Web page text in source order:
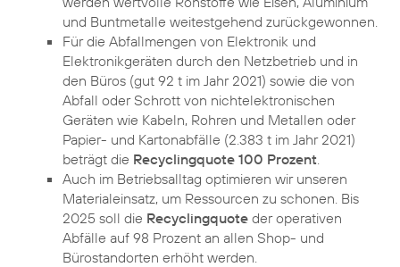
und Buntmetalle weitestgehend zurückgewonnen.
Für die Abfallmengen von Elektronik und
Elektronikgeräten durch den Netzbetrieb und in
den Büros (gut 92 t im Jahr 2021) sowie die von
Abfall oder Schrott von nichtelektronischen
Geräten wie Kabeln, Rohren und Metallen oder
Papier- und Kartonabfälle (2.383 t im Jahr 2021)
beträgt die Recyclingquote 100 Prozent
Auch im Betriebsalltag optimieren wir unseren
Materialeinsatz, um Ressourcen zu schonen. Bis
2025 soll die Recyclingquote der operativen
Abfälle auf 98 Prozent an allen Shop- und
Bürostandorten erhöht werden.